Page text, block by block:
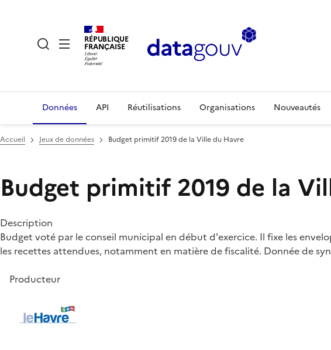
RÉPUBLIQUE
FRANÇAISE
Données API Réutilisations Organisations Nouveautés
Accueil Jeux de données Budget primitif 2019 de la Ville du Havre
Budget primitif 2019 de la
Description
Budget voté par le conseil municipal en début d'exercice. Il fixe les
les recettes attendues, notamment en matière de fiscalité. Donnée de
Producteur